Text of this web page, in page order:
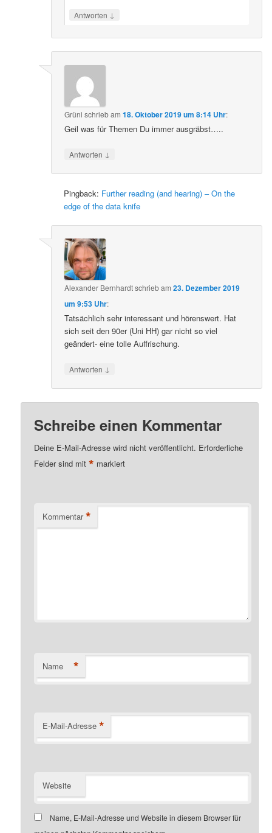
Antworten ↓
Grüni schriebam18. Oktober 2019 um 8:14 Uhr:
Geil was für Themen Du immer ausgräbst…..
Antworten ↓
Pingback: Further reading (and hearing) – On the
edge of the data knife
Alexander Bernhardtschriebam23. Dezember 2019
um 9:53 Uhr:
Tatsächlich sehr interessant und hörenswert. Hat
sich seit den 90er (Uni HH) gar nicht so viel
geändert- eine tolle Auffrischung.
Antworten ↓
Schreibe einen Kommentar
Deine E-Mail-Adresse wird nicht veröffentlicht. Erforderliche
Felder sind mit* markiert
Kommentar *
Name *
E-Mail-Adresse *
Website
Name, E-Mail-Adresse und Website in diesem Browser für